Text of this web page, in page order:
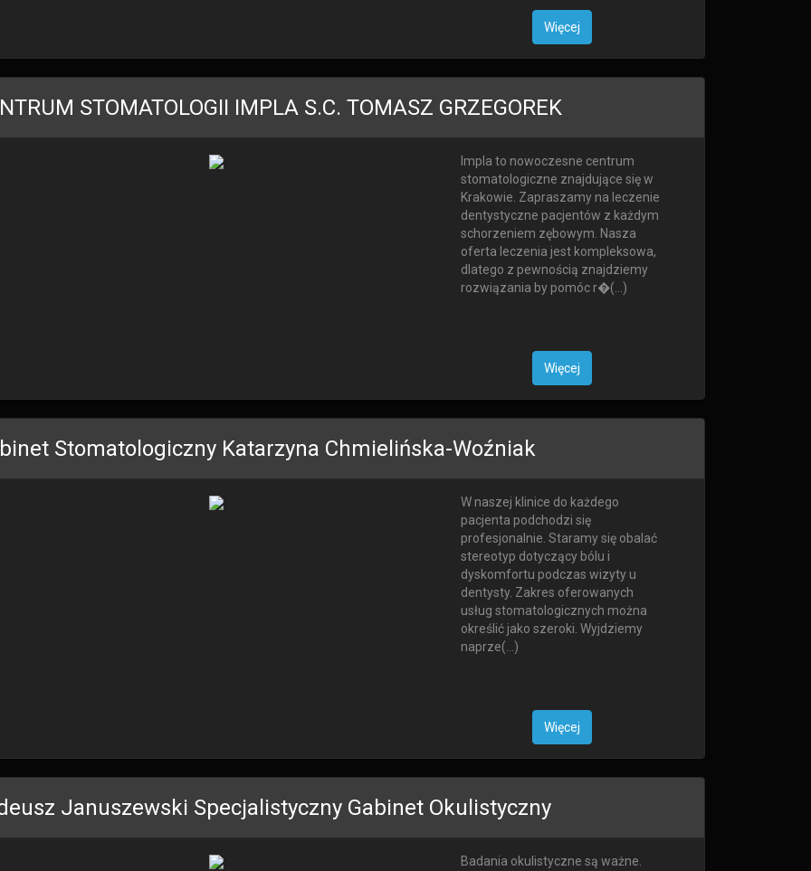
Więcej
STOMATOLOGII IMPLA S.C. TOMASZ GRZEGOREK
Impla to nowoczesne centrum
stomatologiczne znajdujące się w
Krakowie. Zapraszamy na leczenie
dentystyczne pacjentów z każdym
schorzeniem zębowym. Nasza
oferta leczenia jest kompleksowa,
dlatego z pewnością znajdziemy
rozwiązania by pomóc r�(...)
Więcej
Stomatologiczny Katarzyna Chmielińska-Woźniak
W naszej klinice do każdego
pacjenta podchodzi się
profesjonalnie. Staramy się obalać
stereotyp dotyczący bólu i
dyskomfortu podczas wizyty u
dentysty. Zakres oferowanych
usług stomatologicznych można
określić jako szeroki. Wyjdziemy
naprze(...)
Więcej
Januszewski Specjalistyczny Gabinet Okulistyczny
Badania okulistyczne są ważne.